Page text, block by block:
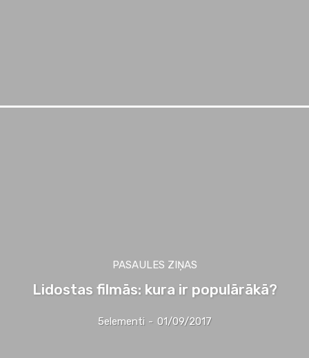
PASAULES ZIŅAS
Lidostas filmās: kura ir populārākā?
5elementi - 01/09/2017